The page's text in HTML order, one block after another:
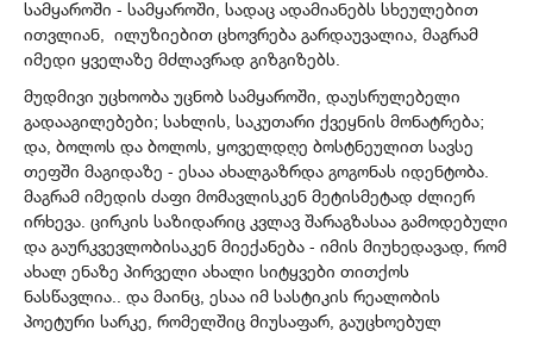
სამყაროში - სამყაროში, სადაც ადამიანებს სხეულებით
ითვლიან, ილუზიებით ცხოვრება გარდაუვალია, მაგრამ
იმედი ყველაზე მძლავრად გიზგიზებს.
მუდმივი უცხოობა უცნობ სამყაროში, დაუსრულებელი
გადააგილებები; სახლის, საკუთარი ქვეყნის მონატრება;
და, ბოლოს და ბოლოს, ყოველდღე ბოსტნეულით სავსე
თეფში მაგიდაზე - ესაა ახალგაზრდა გოგონას იდენტობა.
მაგრამ იმედის ძაფი მომავლისკენ მეტისმეტად ძლიერ
ირხევა. ცირკის საზიდარიც კვლავ შარაგზასაა გამოდებული
და გაურკვევლობისაკენ მიექანება - იმის მიუხედავად, რომ
ახალ ენაზე პირველი ახალი სიტყვები თითქოს
ნასწავლია.. და მაინც, ესაა იმ სასტიკის რეალობის
პოეტური სარკე, რომელშიც მიუსაფარ, გაუცხოებულ